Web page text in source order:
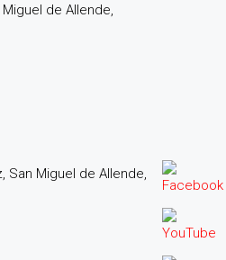
de Allende,
San Miguel de Allende,